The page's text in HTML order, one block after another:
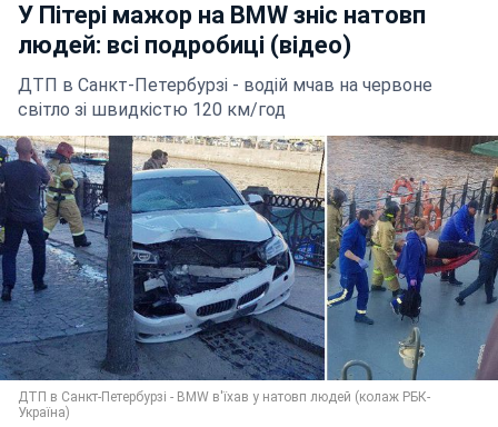
У Пітері мажор на BMW зніс натовп
людей: всі подробиці (відео)
ДТП в Санкт-Петербурзі - водій мчав на червоне
світло зі швидкістю 120 км/год
ДТП в Санкт-Петербурзі - BMW в'їхав у натовп людей (колаж РБК-
Україна)